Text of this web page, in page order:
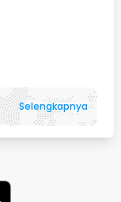
Selengkapnya